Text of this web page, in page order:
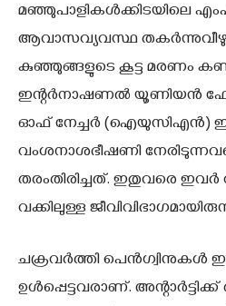
മഞ്ഞുപാളികള്‍ക്കിടയിലെ
ആവാസവ്യവസ്ഥ
കുഞ്ഞുങ്ങളുടെ കൂട്ട മരണം
ഇന്റര്‍നാഷണല്‍ യൂണിയന്‍
ഓഫ് നേച്ചര്‍ (ഐയുസിഎന്‍)
വംശനാശഭീഷണി
തരംതിരിച്ചത്. ഇതുവരെ
വക്കിലുള്ള
ചക്രവര്‍ത്തി പെന്‍ഗ്വിനുകള്‍
ഉള്‍പ്പെട്ടവരാണ്.